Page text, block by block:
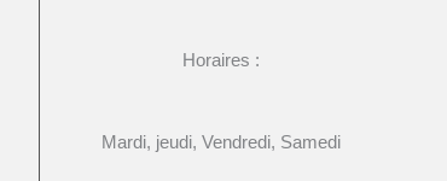
Horaires :
Mardi, jeudi, Vendredi, Samedi